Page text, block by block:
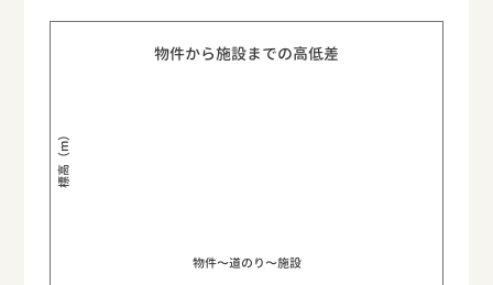
物件から施設までの高低差
標高（m）
物件〜道のり〜施設